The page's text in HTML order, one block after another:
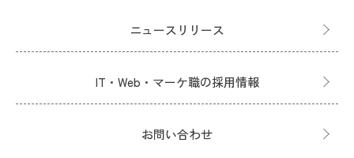
ニュースリリース
IT・Web・マーケ職の採用情報
お問い合わせ